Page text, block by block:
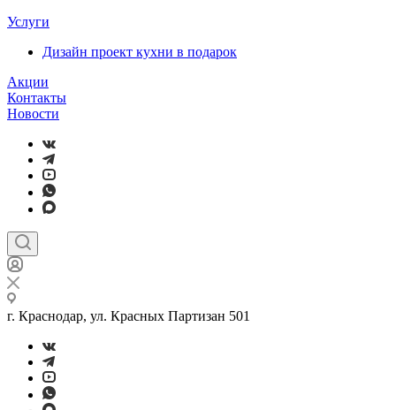
Услуги
Дизайн проект кухни в подарок
Акции
Контакты
Новости
г. Краснодар, ул. Красных Партизан 501